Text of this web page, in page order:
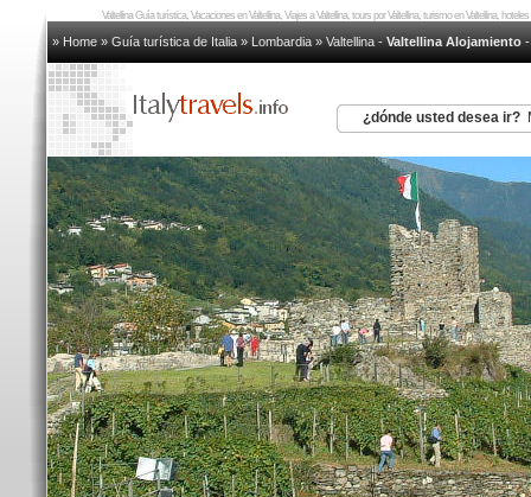
Valtellina Guía turística, Vacaciones en Valtellina, Viajes a Valtellina, tours por Valtellina, turismo en Valtellina,
» Home » Guía turística de Italia » Lombardia » Valtellina - Valtellina Alojamiento
¿dónde usted desea ir?